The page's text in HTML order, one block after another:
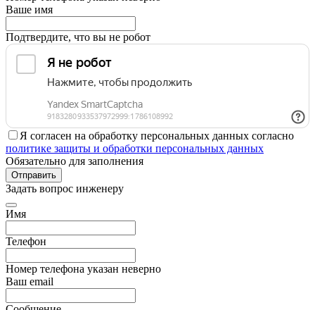
Ваше имя
Подтвердите, что вы не робот
Я согласен на обработку персональных данных согласно
политике защиты и обработки персональных данных
Обязательно для заполнения
Отправить
Задать вопрос инженеру
Имя
Телефон
Номер телефона указан неверно
Ваш email